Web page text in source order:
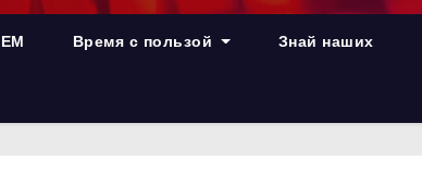
Время с пользой Знай наших